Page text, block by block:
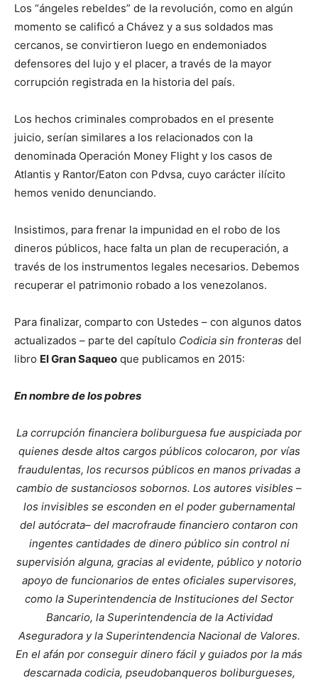
Los “ángeles rebeldes” de la revolución, como en algún
momento se calificó a Chávez y a sus soldados mas
cercanos, se convirtieron luego en endemoniados
defensores del lujo y el placer, a través de la mayor
corrupción registrada en la historia del país.
Los hechos criminales comprobados en el presente
juicio, serían similares a los relacionados con la
denominada Operación Money Flight y los casos de
Atlantis y Rantor/Eaton con Pdvsa, cuyo carácter ilícito
hemos venido denunciando.
Insistimos, para frenar la impunidad en el robo de los
dineros públicos, hace falta un plan de recuperación, a
través de los instrumentos legales necesarios. Debemos
recuperar el patrimonio robado a los venezolanos.
Para finalizar, comparto con Ustedes – con algunos datos
actualizados – parte del capítulo Codicia sin fronteras del
libro El Gran Saqueo que publicamos en 2015:
En nombre de los pobres
La corrupción financiera boliburguesa fue auspiciada por
quienes desde altos cargos públicos colocaron, por vías
fraudulentas, los recursos públicos en manos privadas a
cambio de sustanciosos sobornos. Los autores visibles –
los invisibles se esconden en el poder gubernamental
del autócrata– del macrofraude financiero contaron con
ingentes cantidades de dinero público sin control ni
supervisión alguna, gracias al evidente, público y notorio
apoyo de funcionarios de entes oficiales supervisores,
como la Superintendencia de Instituciones del Sector
Bancario, la Superintendencia de la Actividad
Aseguradora y la Superintendencia Nacional de Valores.
En el afán por conseguir dinero fácil y guiados por la más
descarnada codicia, pseudobanqueros boliburgueses,